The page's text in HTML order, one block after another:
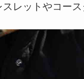
レットやコース